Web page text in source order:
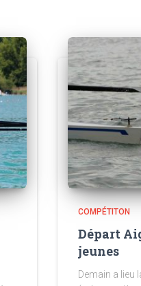
COMPÉTITON
Départ
jeunes
Demain a lieu